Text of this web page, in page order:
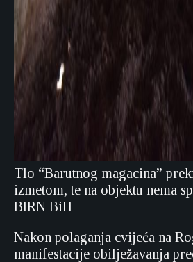
Tlo “Barutnog magacina”
izmetom, te na objektu nema
BIRN BiH
Nakon polaganja cvijeća na
manifestacije obilježavanja